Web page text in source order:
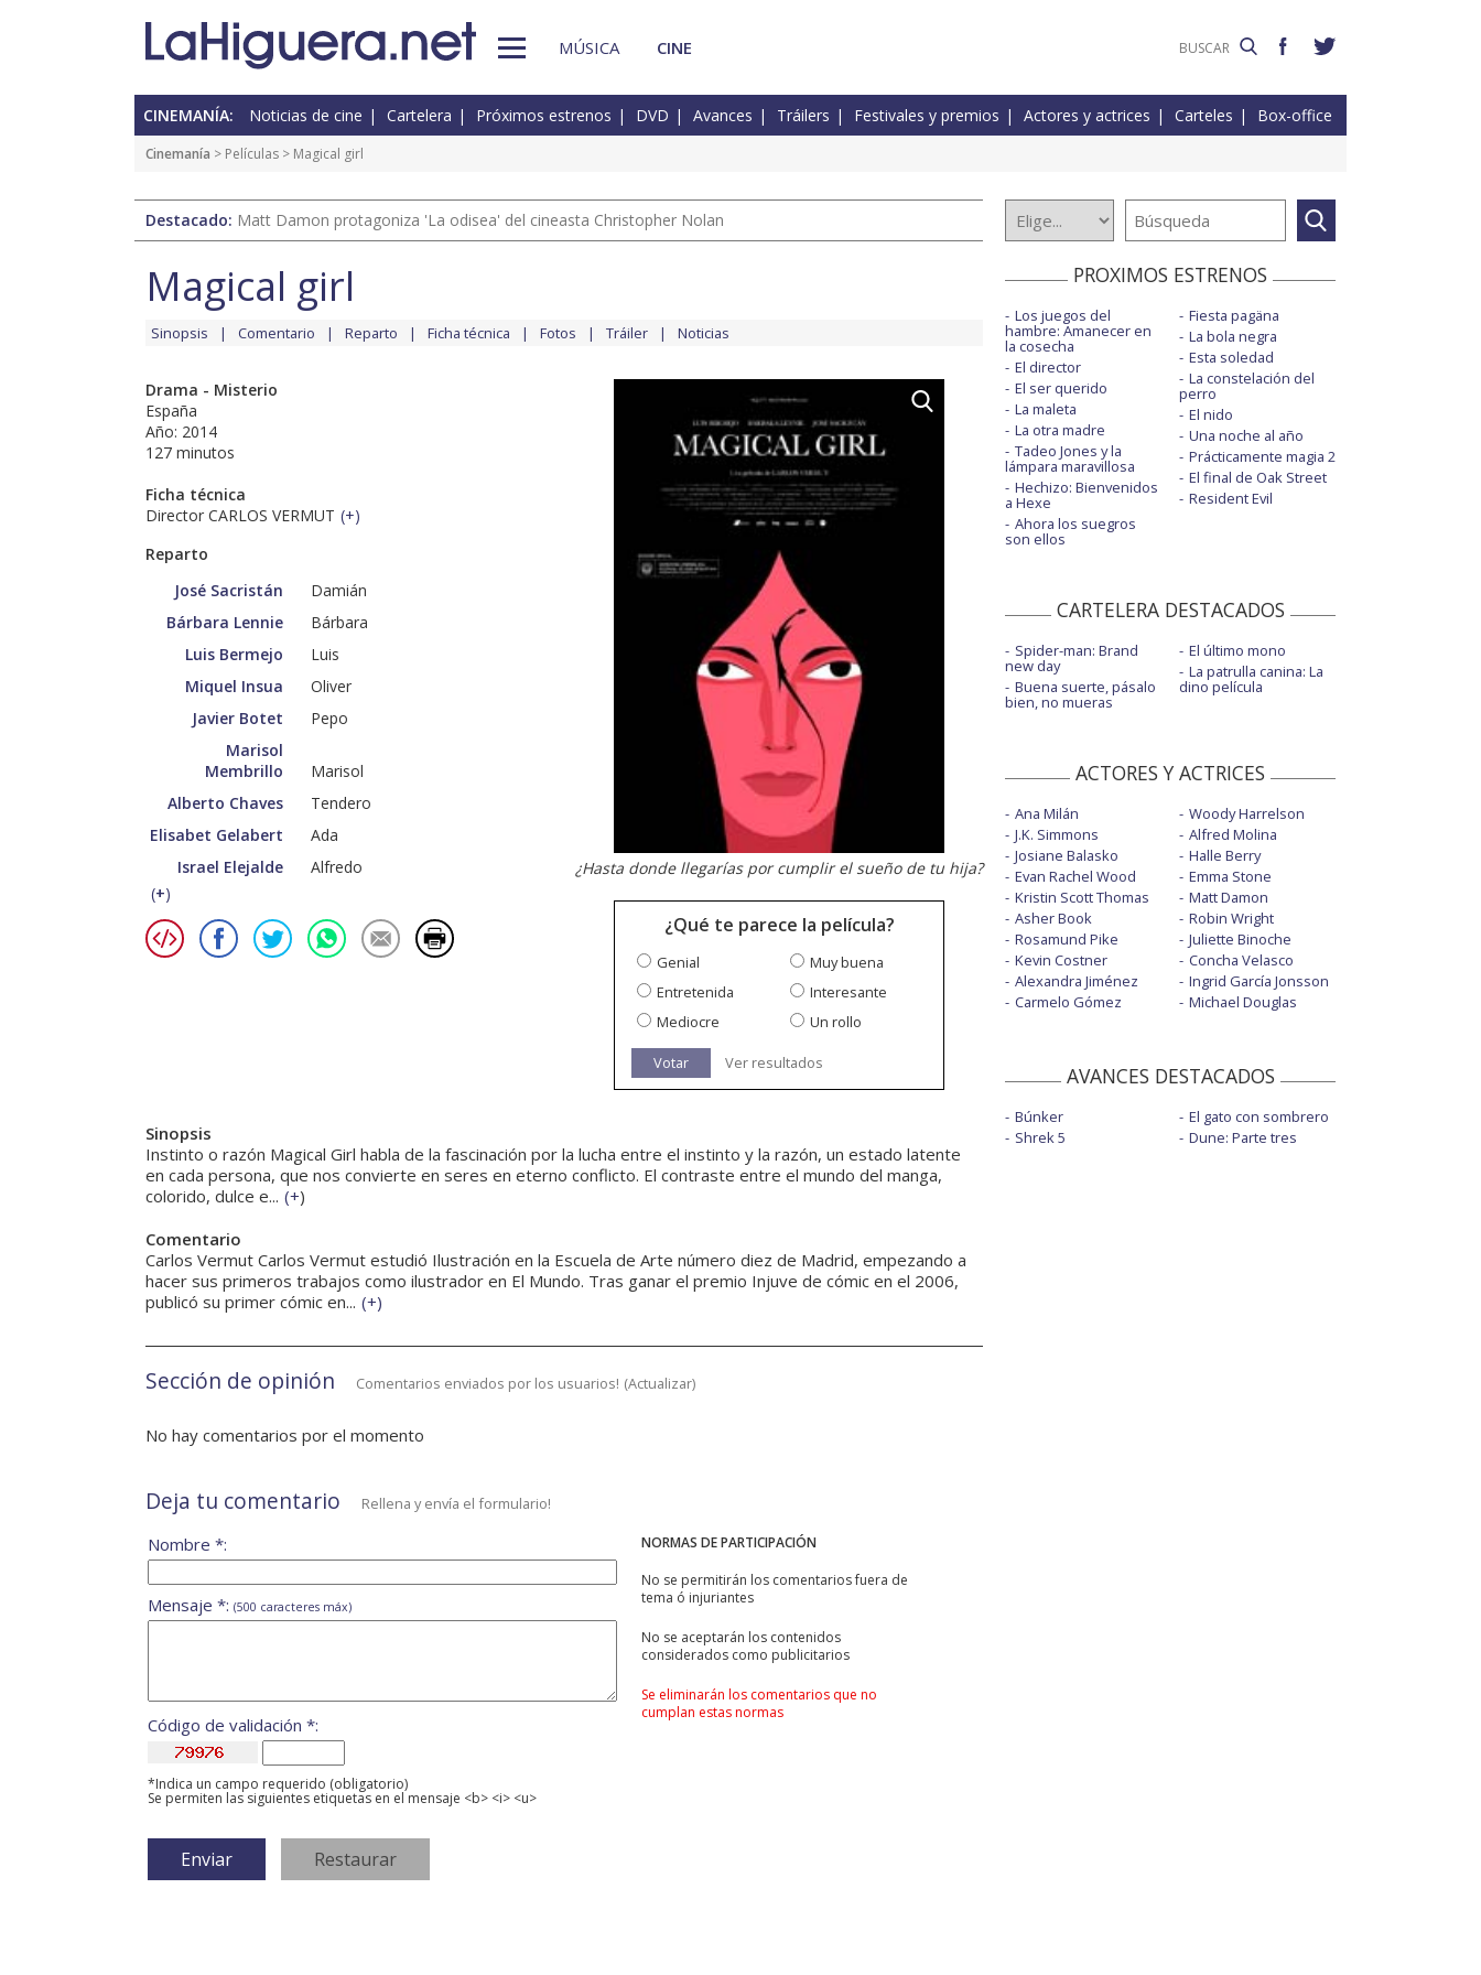
MÚSICA CINE
CINEMANÍA: Noticias de cine Cartelera Próximos estrenos DVD Avances Tráilers Festivales y premios Actores y actrices Carteles Box-office
Cinemanía > Películas > Magical girl
Destacado: Matt Damon protagoniza 'La odisea' del cineasta Christopher Nolan
Magical girl
Sinopsis Comentario Reparto Ficha técnica Fotos Tráiler Noticias
Drama - Misterio
España
Año: 2014
127 minutos
Ficha técnica
Director CARLOS VERMUT (+)
Reparto
José Sacristán
Damián
Bárbara Lennie
Bárbara
Luis Bermejo
Luis
Miquel Insua
Oliver
Javier Botet
Pepo
Marisol
Membrillo
Marisol
Alberto Chaves
Tendero
Elisabet Gelabert
Ada
Israel Elejalde
Alfredo
(+)
¿Hasta donde llegarías por cumplir el sueño de tu hija?
¿Qué te parece la película?
Genial
Muy buena
Entretenida
Interesante
Mediocre
Un rollo
Votar Ver resultados
Sinopsis
Instinto o razón Magical Girl habla de la fascinación por la lucha entre el instinto y la razón, un estado latente
en cada persona, que nos convierte en seres en eterno conflicto. El contraste entre el mundo del manga,
colorido, dulce e... (+)
Comentario
Carlos Vermut Carlos Vermut estudió Ilustración en la Escuela de Arte número diez de Madrid, empezando a
hacer sus primeros trabajos como ilustrador en El Mundo. Tras ganar el premio Injuve de cómic en el 2006,
publicó su primer cómic en... (+)
Sección de opinión Comentarios enviados por los usuarios! (Actualizar)
No hay comentarios por el momento
Deja tu comentario Rellena y envía el formulario!
NORMAS DE PARTICIPACIÓN
No se permitirán los comentarios fuera de
tema ó injuriantes
No se aceptarán los contenidos
considerados como publicitarios
Se eliminarán los comentarios que no
cumplan estas normas
Nombre *:
Mensaje *: (500 caracteres máx)
Código de validación *:
*Indica un campo requerido (obligatorio)
Se permiten las siguientes etiquetas en el mensaje <b> <i> <u>
PROXIMOS ESTRENOS
Los juegos del
hambre: Amanecer en
la cosecha
El director
El ser querido
La maleta
La otra madre
Tadeo Jones y la
lámpara maravillosa
Hechizo: Bienvenidos
a Hexe
Ahora los suegros
son ellos
Fiesta pagäna
La bola negra
Esta soledad
La constelación del
perro
El nido
Una noche al año
Prácticamente magia 2
El final de Oak Street
Resident Evil
CARTELERA DESTACADOS
Spider-man: Brand
new day
Buena suerte, pásalo
bien, no mueras
El último mono
La patrulla canina: La
dino película
ACTORES Y ACTRICES
Ana Milán
J.K. Simmons
Josiane Balasko
Evan Rachel Wood
Kristin Scott Thomas
Asher Book
Rosamund Pike
Kevin Costner
Alexandra Jiménez
Carmelo Gómez
Woody Harrelson
Alfred Molina
Halle Berry
Emma Stone
Matt Damon
Robin Wright
Juliette Binoche
Concha Velasco
Ingrid García Jonsson
Michael Douglas
AVANCES DESTACADOS
Búnker
Shrek 5
El gato con sombrero
Dune: Parte tres